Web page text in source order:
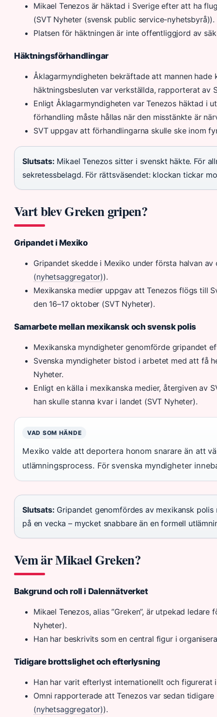
Mikael Tenezos är häktad i Sverige efter att ha
(SVT Nyheter (svensk public service-nyhetsbyrå)).
Platsen för häktningen är inte offentliggjord av
Häktningsförhandlingar
Åklagarmyndigheten bekräftade att mannen
häktningsbesluten var verkställda, rapporterat av
Enligt Åklagarmyndigheten var Tenezos häktad i
förhandling måste hållas när den misstänkte är
SVT uppgav att förhandlingarna skulle ske inom
Slutsats: Mikael Tenezos sitter i svenskt häkte. För
sekretessbelagd. För rättsväsendet: klockan tickar
Vart blev Greken gripen?
Gripandet i Mexiko
Gripandet skedde i Mexiko under första halvan
(nyhetsaggregator)).
Mexikanska medier uppgav att Tenezos flögs till
den 16–17 oktober (SVT Nyheter).
Samarbete mellan mexikansk och svensk polis
Mexikanska myndigheter genomförde gripandet
Svenska myndigheter bistod i arbetet med att få
Nyheter.
Enligt en källa i mexikanska medier, återgiven av
han skulle stanna kvar i landet (SVT Nyheter).
VAD SOM HÄNDE
Mexiko valde att deportera honom snarare än att
utlämningsprocess. För svenska myndigheter
Slutsats: Gripandet genomfördes av mexikansk
på en vecka – mycket snabbare än en formell
Vem är Mikael Greken?
Bakgrund och roll i Dalennätverket
Mikael Tenezos, alias ”Greken”, är utpekad
Nyheter).
Han har beskrivits som en central figur i
Tidigare brottslighet och efterlysning
Han har varit efterlyst internationellt och
Omni rapporterade att Tenezos var sedan
(nyhetsaggregator)).